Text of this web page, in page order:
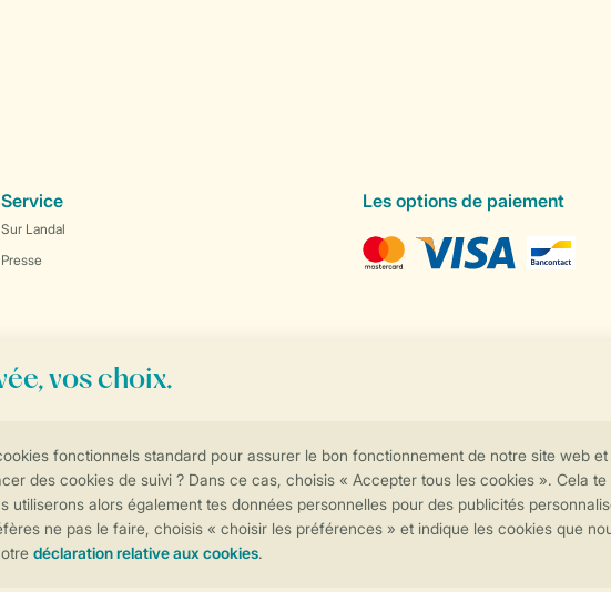
Contrôle de votre vie privée
Service
Sur Landal
Presse
Les options de paiement